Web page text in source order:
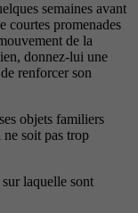
semaines avant
courtes promenades
de la
donnez-lui une
renforcer son
objets familiers
soit pas trop
laquelle sont